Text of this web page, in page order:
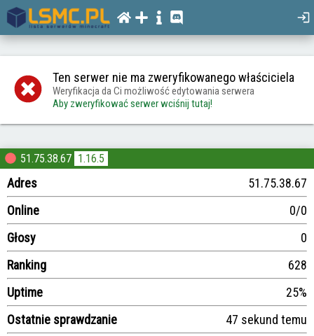
Ten serwer nie ma zweryfikowanego właściciela
Weryfikacja da Ci możliwość edytowania serwera
Aby zweryfikować serwer wciśnij tutaj!
51.75.38.67 1.16.5
Adres
51.75.38.67
Online
0/0
Głosy
0
Ranking
628
Uptime
25%
Ostatnie sprawdzanie
47 sekund temu